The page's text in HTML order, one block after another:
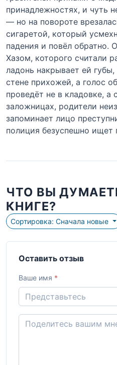
принадлежностях, и чуть
— но на повороте
сигаретой, который
падения и повёл обратно.
Хазом, которого считали
ладонь накрывает ей
стене прихожей, а голос
проведёт не в кладовке, а
заложницах, родители
запоминает лицо
полиция безуспешно ищет
ЧТО ВЫ
КНИГЕ?
Сортировка: Сначала новые
Оставить отзыв
Ваше имя *